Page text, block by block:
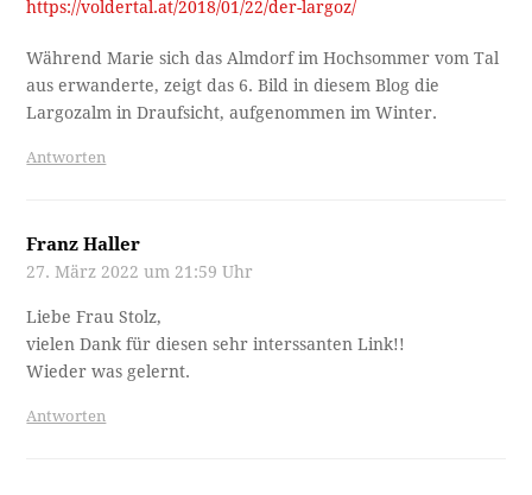
https://voldertal.at/2018/01/22/der-largoz/
Während Marie sich das Almdorf im Hochsommer vom Tal
aus erwanderte, zeigt das 6. Bild in diesem Blog die
Largozalm in Draufsicht, aufgenommen im Winter.
Antworten
Franz Haller
27. März 2022 um 21:59 Uhr
Liebe Frau Stolz,
vielen Dank für diesen sehr interssanten Link!!
Wieder was gelernt.
Antworten